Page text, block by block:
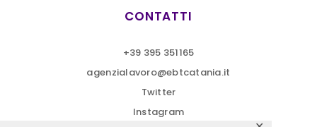
CONTATTI
+39 395 351165
agenzialavoro@ebtcatania.it
Twitter
Instagram